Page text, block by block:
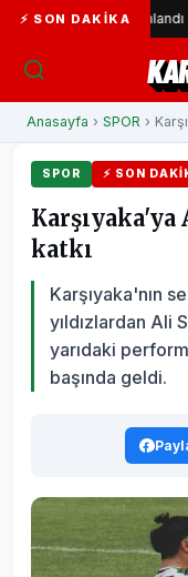
⚡ SON DAKIKA
tamamlandı
Anasayfa › SPOR ›
SPOR ⚡ SON
katkı
Karşıyaka'nın
yıldızlardan Ali
yarıdaki
başında geldi.